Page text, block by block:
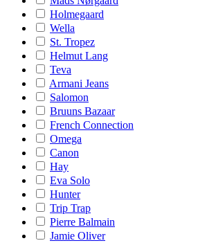
Holmegaard
Wella
St. Tropez
Helmut Lang
Teva
Armani Jeans
Salomon
Bruuns Bazaar
French Connection
Omega
Canon
Hay
Eva Solo
Hunter
Trip Trap
Pierre Balmain
Jamie Oliver